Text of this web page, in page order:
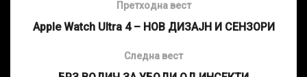
Претходна вест
Apple Watch Ultra 4 – НОВ ДИЗАЈН И СЕНЗОРИ
Следна вест